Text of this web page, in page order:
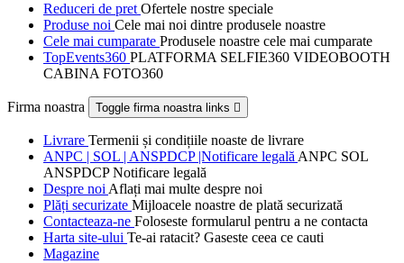
Reduceri de pret Ofertele nostre speciale
Produse noi Cele mai noi dintre produsele noastre
Cele mai cumparate Produsele noastre cele mai cumparate
TopEvents360 PLATFORMA SELFIE360 VIDEOBOOTH
CABINA FOTO360
Firma noastra Toggle firma noastra links 
Livrare Termenii și condițiile noaste de livrare
ANPC | SOL | ANSPDCP |Notificare legală ANPC SOL
ANSPDCP Notificare legală
Despre noi Aflați mai multe despre noi
Plăți securizate Mijloacele noastre de plată securizată
Contacteaza-ne Foloseste formularul pentru a ne contacta
Harta site-ului Te-ai ratacit? Gaseste ceea ce cauti
Magazine